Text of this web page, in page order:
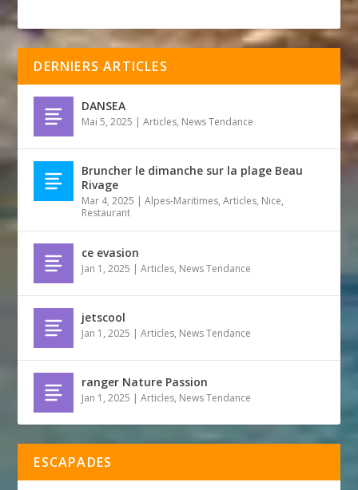
DERNIERS ARTICLES
DANSEA
Mai 5, 2025 |Articles, News Tendance
Bruncher le dimanche sur la plage Beau
Rivage
Mar 4, 2025 |Alpes-Maritimes,Articles, Nice,
Restaurant
ce evasion
Jan 1, 2025 |Articles, News Tendance
jetscool
Jan 1, 2025 |Articles, News Tendance
ranger Nature Passion
Jan 1, 2025 |Articles, News Tendance
ESCAPADES